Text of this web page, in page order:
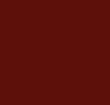
5500 t/m
t/m